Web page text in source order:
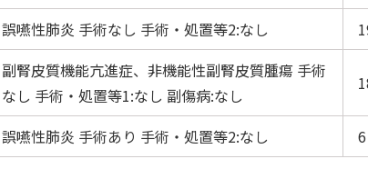
誤嚥性肺炎 手術なし 手術・処置等2:なし
副腎皮質機能亢進症、非機能性副腎皮質腫瘍 手術
なし 手術・処置等1:なし 副傷病:なし
誤嚥性肺炎 手術あり 手術・処置等2:なし 6